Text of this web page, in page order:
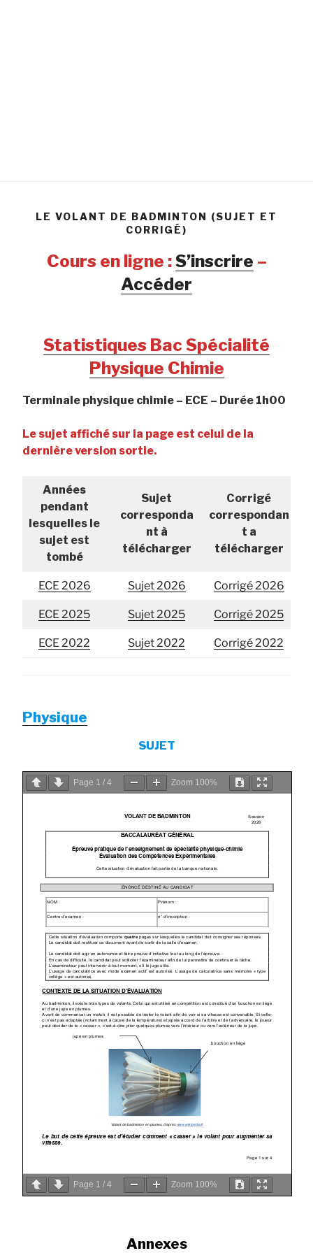
LE VOLANT DE BADMINTON (SUJET ET
CORRIGÉ)
Cours en ligne :S’inscrire –
Accéder
Statistiques Bac Spécialité
Physique Chimie
Terminale physique chimie – ECE – Durée 1h00
Le sujet affiché sur la page est celui de la
dernière version sortie.
Années
pendant
lesquelles le
sujet est
tombé
Sujet
corresponda
nt à
télécharger
Corrigé
correspondan
t a
télécharger
ECE 2026 Sujet 2026 Corrigé 2026
ECE 2025 Sujet 2025 Corrigé 2025
ECE 2022 Sujet 2022 Corrigé 2022
Physique
SUJET
Page 1 / 4 Zoom 100%
Page 1 / 4 Zoom 100%
Annexes